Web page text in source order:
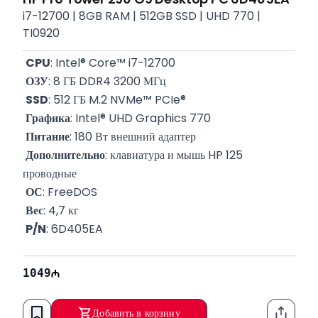
i7-12700 | 8GB RAM | 512GB SSD | UHD 770 |
TI0920
CPU: Intel® Core™ i7-12700
ОЗУ: 8 ГБ DDR4 3200 МГц
SSD: 512 ГБ M.2 NVMe™ PCIe®
Графика: Intel® UHD Graphics 770
Питание: 180 Вт внешний адаптер
Дополнительно: клавиатура и мышь HP 125
проводные
ОС: FreeDOS
Вес: 4,7 кг
P/N: 6D405EA
1049
Добавить в корзину